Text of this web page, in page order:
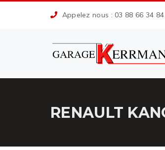
Appelez nous : 03 88 66 34 84
RENAULT